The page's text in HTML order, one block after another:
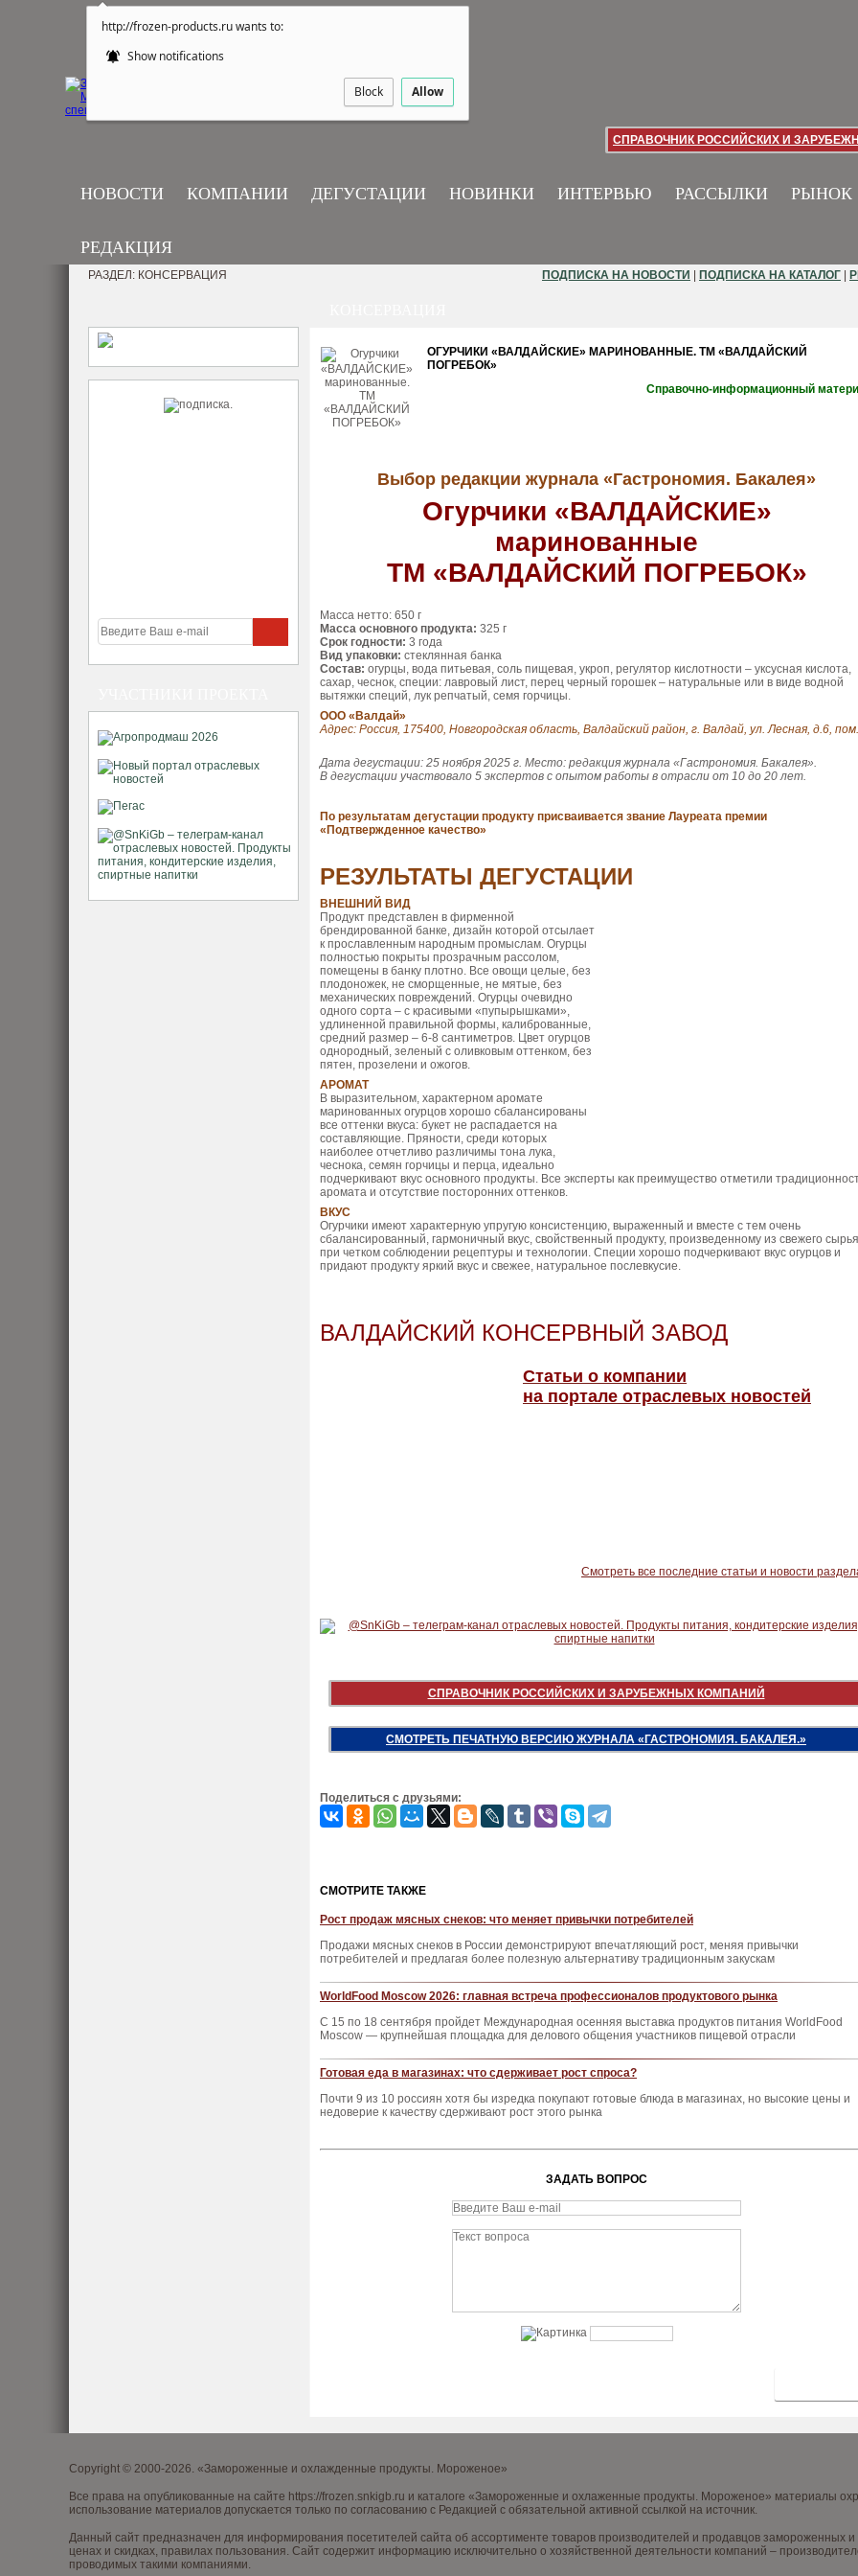
http://frozen-products.ru wants to:
Show notifications
Block Allow
СПРАВОЧНИК РОССИЙСКИХ И
НОВОСТИ КОМПАНИИ ДЕГУСТАЦИИ НОВИНКИ ИНТЕРВЬЮ РАССЫЛКИ РЫНОК
РЕДАКЦИЯ
РАЗДЕЛ: КОНСЕРВАЦИЯ ПОДПИСКА НА НОВОСТИ ПОДПИСКА НА КАТАЛОГ
ОГУРЧИКИ «ВАЛДАЙСКИЕ» МАРИНОВАННЫЕ. ТМ «ВАЛДАЙСКИЙ
ПОГРЕБОК»
Справочно-информационный
Выбор редакции журнала «Гастрономия. Бакалея»
Огурчики «ВАЛДАЙСКИЕ»
маринованные
ТМ «ВАЛДАЙСКИЙ ПОГРЕБОК»
Масса нетто: 650 г
Масса основного продукта: 325 г
Срок годности: 3 года
Вид упаковки: стеклянная банка
Состав: огурцы, вода питьевая, соль пищевая, укроп, регулятор кислотности – уксусная кислота,
сахар, чеснок, специи: лавровый лист, перец черный горошек – натуральные или в виде водной
вытяжки специй, лук репчатый, семя горчицы.
ООО «Валдай»
Адрес: Россия, 175400, Новгородская область, Валдайский район, г. Валдай, ул. Лесная, д.6,
Дата дегустации: 25 ноября 2025 г. Место: редакция журнала «Гастрономия. Бакалея».
В дегустации участвовало 5 экспертов с опытом работы в отрасли от 10 до 20 лет.
По результатам дегустации продукту присваивается звание Лауреата премии
«Подтвержденное качество»
РЕЗУЛЬТАТЫ ДЕГУСТАЦИИ
ВНЕШНИЙ ВИД
Продукт представлен в фирменной
брендированной банке, дизайн которой отсылает
к прославленным народным промыслам. Огурцы
полностью покрыты прозрачным рассолом,
помещены в банку плотно. Все овощи целые, без
плодоножек, не сморщенные, не мятые, без
механических повреждений. Огурцы очевидно
одного сорта – с красивыми «пупырышками»,
удлиненной правильной формы, калиброванные,
средний размер – 6-8 сантиметров. Цвет огурцов
однородный, зеленый с оливковым оттенком, без
пятен, прозелени и ожогов.
АРОМАТ
В выразительном, характерном аромате
маринованных огурцов хорошо сбалансированы
все оттенки вкуса: букет не распадается на
составляющие. Пряности, среди которых
наиболее отчетливо различимы тона лука,
чеснока, семян горчицы и перца, идеально
подчеркивают вкус основного продукты. Все эксперты как преимущество отметили
аромата и отсутствие посторонних оттенков.
ВКУС
Огурчики имеют характерную упругую консистенцию, выраженный и вместе с тем очень
сбалансированный, гармоничный вкус, свойственный продукту, произведенному из свежего сырья
при четком соблюдении рецептуры и технологии. Специи хорошо подчеркивают вкус огурцов и
придают продукту яркий вкус и свежее, натуральное послевкусие.
ВАЛДАЙСКИЙ КОНСЕРВНЫЙ ЗАВОД
Статьи о компании
на портале отраслевых новостей
Смотреть все последние статьи и новости
СПРАВОЧНИК РОССИЙСКИХ И ЗАРУБЕЖНЫХ КОМПАНИЙ
СМОТРЕТЬ ПЕЧАТНУЮ ВЕРСИЮ ЖУРНАЛА «ГАСТРОНОМИЯ. БАКАЛЕЯ.»
Поделиться с друзьями:
CМОТРИТЕ ТАКЖЕ
Рост продаж мясных снеков: что меняет привычки потребителей
Продажи мясных снеков в России демонстрируют впечатляющий рост, меняя привычки
потребителей и предлагая более полезную альтернативу традиционным закускам
WorldFood Moscow 2026: главная встреча профессионалов продуктового рынка
С 15 по 18 сентября пройдет Международная осенняя выставка продуктов питания WorldFood
Moscow — крупнейшая площадка для делового общения участников пищевой отрасли
Готовая еда в магазинах: что сдерживает рост спроса?
Почти 9 из 10 россиян хотя бы изредка покупают готовые блюда в магазинах, но высокие цены и
недоверие к качеству сдерживают рост этого рынка
ЗАДАТЬ ВОПРОС
Copyright © 2000-2026. «Замороженные и охлажденные продукты. Мороженое»
Все права на опубликованные на сайте https://frozen.snkigb.ru и каталоге «Замороженные и охлаженные продукты. Мороженое» материалы
использование материалов допускается только по согласованию с Редакцией с обязательной активной ссылкой на источник.
Данный сайт предназначен для информирования посетителей сайта об ассортименте товаров производителей и продавцов замороженных
ценах и скидках, правилах пользования. Сайт содержит информацию исключительно о хозяйственной деятельности компаний –
проводимых такими компаниями.